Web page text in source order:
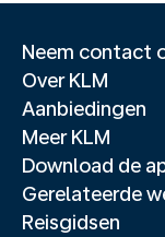
Neem contact
Over KLM
Aanbiedingen
Meer KLM
Download de
Gerelateerde
Reisgidsen